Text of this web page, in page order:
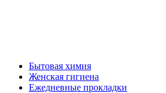
Бытовая химия
Женская гигиена
Ежедневные прокладки